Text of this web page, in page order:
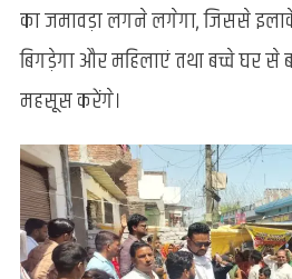
का जमावड़ा लगने लगेगा, जिससे
बिगड़ेगा और महिलाएं तथा बच्चे घर से
महसूस करेंगे।